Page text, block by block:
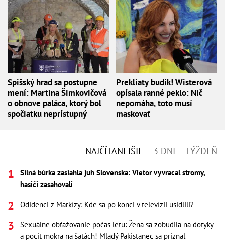
Spišský hrad sa postupne
mení: Martina Šimkovičová
o obnove paláca, ktorý bol
spočiatku neprístupný
Prekliaty budík! Wisterová
opísala ranné peklo: Nič
nepomáha, toto musí
maskovať
NAJČÍTANEJŠIE 3 DNI TÝŽDEŇ
Silná búrka zasiahla juh Slovenska: Vietor vyvracal stromy,
hasiči zasahovali
Odídenci z Markízy: Kde sa po konci v televízii usídlili?
Sexuálne obťažovanie počas letu: Žena sa zobudila na dotyky
a pocit mokra na šatách! Mladý Pakistanec sa priznal